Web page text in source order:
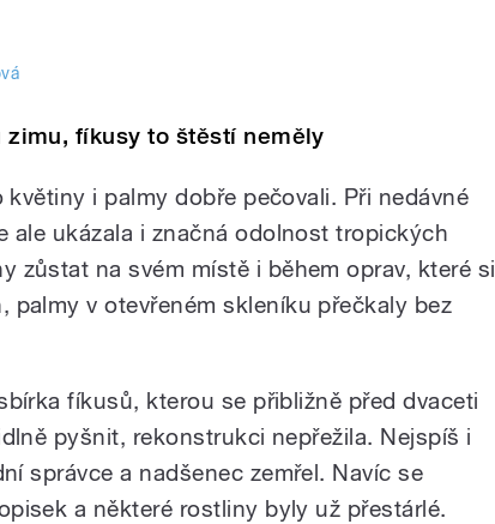
fíkusy to štěstí neměly
i palmy dobře pečovali. Při nedávné
ale ukázala i značná odolnost tropických
zůstat na svém místě i během oprav, které si
palmy v otevřeném skleníku přečkaly bez
fíkusů, kterou se přibližně před dvaceti
pyšnit, rekonstrukci nepřežila. Nejspíš i
správce a nadšenec zemřel. Navíc se
a některé rostliny byly už přestárlé.